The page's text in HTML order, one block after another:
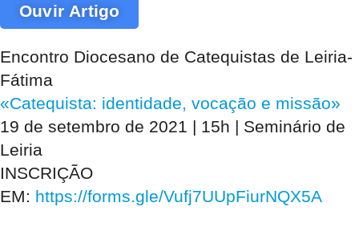
Ouvir Artigo
Encontro Diocesano de Catequistas de Leiria-
Fátima
«Catequista: identidade, vocação e missão»
19 de setembro de 2021 | 15h | Seminário de
Leiria
INSCRIÇÃO
EM: https://forms.gle/Vufj7UUpFiurNQX5A